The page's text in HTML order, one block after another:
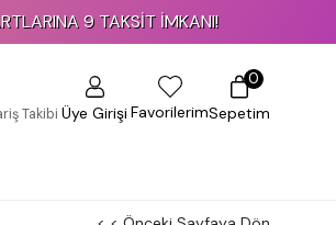
TAKSİT İMKANI!
Takibi Üye GirişiFavorilerimSepetim
0